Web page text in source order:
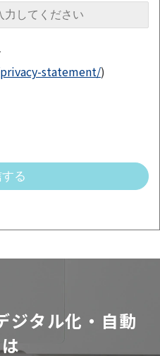
statement/)
ジタル化・自動